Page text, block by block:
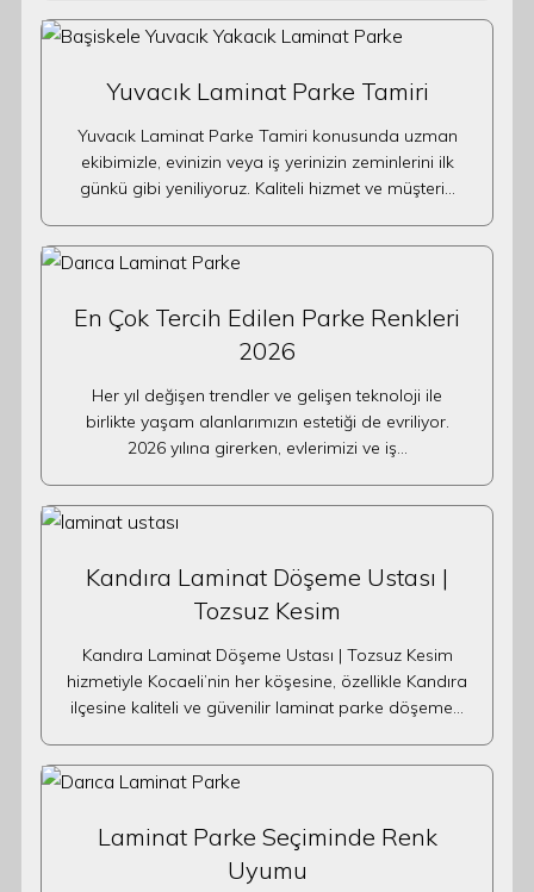
Yuvacık Laminat Parke Tamiri
Yuvacık Laminat Parke Tamiri konusunda uzman
ekibimizle, evinizin veya iş yerinizin zeminlerini ilk
günkü gibi yeniliyoruz. Kaliteli hizmet ve müşteri…
En Çok Tercih Edilen Parke Renkleri
2026
Her yıl değişen trendler ve gelişen teknoloji ile
birlikte yaşam alanlarımızın estetiği de evriliyor.
2026 yılına girerken, evlerimizi ve iş…
Kandıra Laminat Döşeme Ustası |
Tozsuz Kesim
Kandıra Laminat Döşeme Ustası | Tozsuz Kesim
hizmetiyle Kocaeli’nin her köşesine, özellikle Kandıra
ilçesine kaliteli ve güvenilir laminat parke döşeme…
Laminat Parke Seçiminde Renk
Uyumu